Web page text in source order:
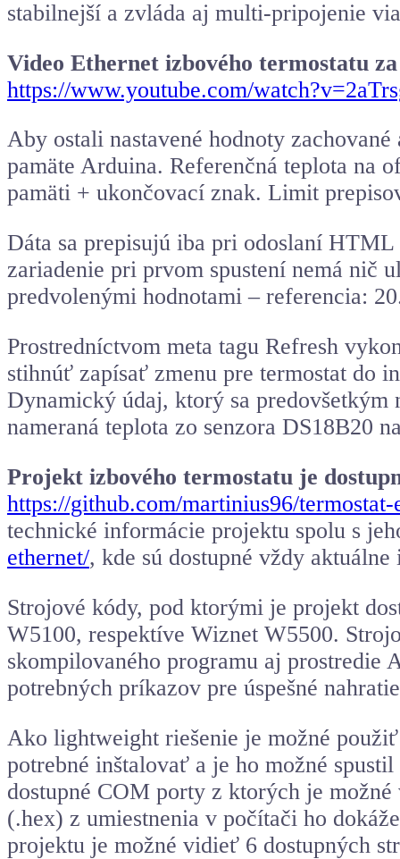
stabilnejší a zvláda aj multi-pripojenie
Video Ethernet izbového termostatu
https://www.youtube.com/
Aby ostali nastavené hodnoty
pamäte Arduina. Referenčná teplota na
pamäti + ukončovací znak. Limit
Dáta sa prepisujú iba pri odoslaní
zariadenie pri prvom spustení nemá nič
predvolenými hodnotami – referencia:
Prostredníctvom meta tagu Refresh
stihnúť zapísať zmenu pre termostat do
Dynamický údaj, ktorý sa predovšetkým
nameraná teplota zo senzora DS18B20
Projekt izbového termostatu je
https://github.com/martinius96/termostat-
technické informácie projektu spolu s
ethernet/, kde sú dostupné vždy
Strojové kódy, pod ktorými je projekt
W5100, respektíve Wiznet W5500.
skompilovaného programu aj prostredie
potrebných príkazov pre úspešné
Ako lightweight riešenie je možné
potrebné inštalovať a je ho možné
dostupné COM porty z ktorých je
(.hex) z umiestnenia v počítači ho
projektu je možné vidieť 6 dostupných